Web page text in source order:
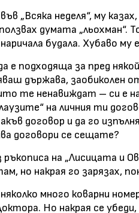
„Всяка неделя“, му
думата „льохман“.
будала. Хубаво му
е подходяща за пред
държава, заобиколен
те ненавиждат – си е
на личния ти
договор и да го
договори се сещате?
на „Лисицата и
но накрая го зарязах,
много коварни
Но накрая се убеди,